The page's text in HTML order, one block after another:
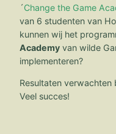
´Change the Game
van 6 studenten van
kunnen wij het
Academy van wilde
implementeren?
Resultaten verwachten
Veel succes!